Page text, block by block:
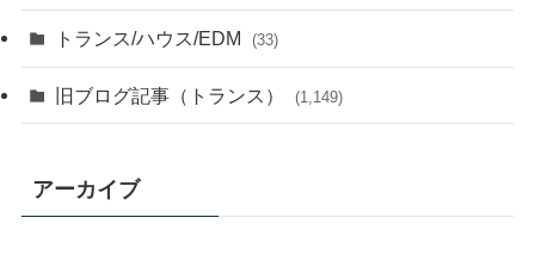
トランス/ハウス/EDM (33)
旧ブログ記事（トランス） (1,149)
アーカイブ